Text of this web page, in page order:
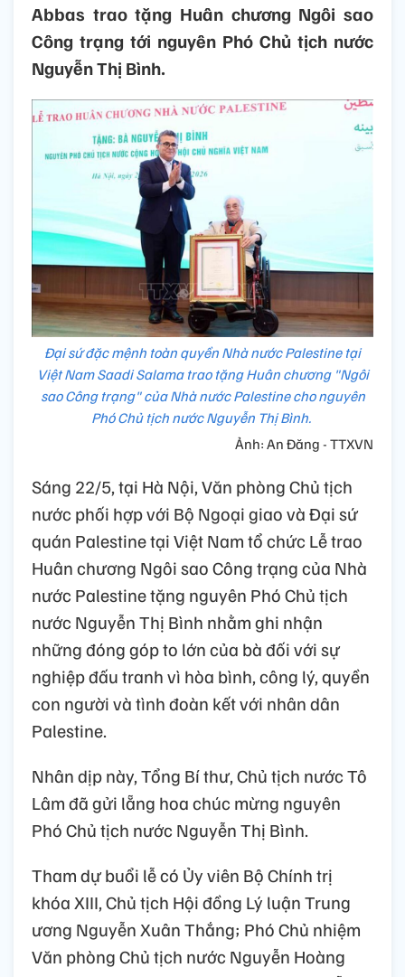
Abbas trao tặng Huân chương Ngôi sao
Công trạng tới nguyên Phó Chủ tịch nước
Nguyễn Thị Bình.
Đại sứ đặc mệnh toàn quyền Nhà nước Palestine tại
Việt Nam Saadi Salama trao tặng Huân chương "Ngôi
sao Công trạng" của Nhà nước Palestine cho nguyên
Phó Chủ tịch nước Nguyễn Thị Bình.
Ảnh: An Đăng - TTXVN
Sáng 22/5, tại Hà Nội, Văn phòng Chủ tịch
nước phối hợp với Bộ Ngoại giao và Đại sứ
quán Palestine tại Việt Nam tổ chức Lễ trao
Huân chương Ngôi sao Công trạng của Nhà
nước Palestine tặng nguyên Phó Chủ tịch
nước Nguyễn Thị Bình nhằm ghi nhận
những đóng góp to lớn của bà đối với sự
nghiệp đấu tranh vì hòa bình, công lý, quyền
con người và tình đoàn kết với nhân dân
Palestine.
Nhân dịp này, Tổng Bí thư, Chủ tịch nước Tô
Lâm đã gửi lẵng hoa chúc mừng nguyên
Phó Chủ tịch nước Nguyễn Thị Bình.
Tham dự buổi lễ có Ủy viên Bộ Chính trị
khóa XIII, Chủ tịch Hội đồng Lý luận Trung
ương Nguyễn Xuân Thắng; Phó Chủ nhiệm
Văn phòng Chủ tịch nước Nguyễn Hoàng